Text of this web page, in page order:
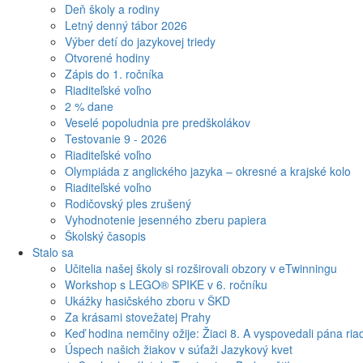
Deň školy a rodiny
Letný denný tábor 2026
Výber detí do jazykovej triedy
Otvorené hodiny
Zápis do 1. ročníka
Riaditeľské voľno
2 % dane
Veselé popoludnia pre predškolákov
Testovanie 9 - 2026
Riaditeľské voľno
Olympiáda z anglického jazyka – okresné a krajské kolo
Riaditeľské voľno
Rodičovský ples zrušený
Vyhodnotenie jesenného zberu papiera
Školský časopis
Stalo sa
Učitelia našej školy si rozširovali obzory v eTwinningu
Workshop s LEGO® SPIKE v 6. ročníku
Ukážky hasičského zboru v ŠKD
Za krásami stovežatej Prahy
Keď hodina nemčiny ožije: Žiaci 8. A vyspovedali pána
Úspech našich žiakov v súťaži Jazykový kvet